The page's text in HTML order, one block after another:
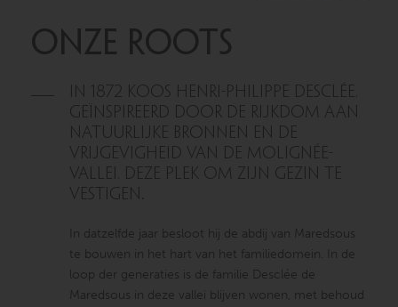
ONZE ROOTS
In 1872 koos Henri-Philippe Desclée,
geïnspireerd door de rijkdom aan
natuurlijke bronnen en de
vrijgevigheid van de Molignée-
vallei, deze plek om zijn gezin te
vestigen.
In datzelfde jaar besloot hij de abdij van Maredsous
te bouwen in het hart van het familiedomein. In de
loop der generaties is de familie Desclée de
Maredsous in deze vallei blijven wonen, met behoud